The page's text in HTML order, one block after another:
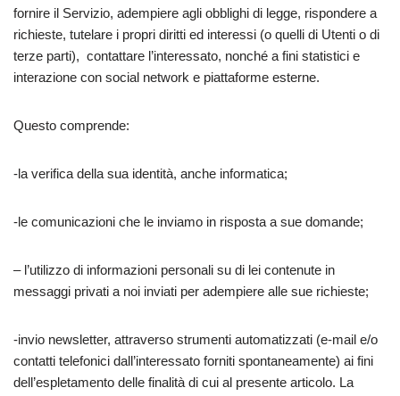
fornire il Servizio, adempiere agli obblighi di legge, rispondere a
richieste, tutelare i propri diritti ed interessi (o quelli di Utenti o di
terze parti), contattare l’interessato, nonché a fini statistici e
interazione con social network e piattaforme esterne.
Questo comprende:
-la verifica della sua identità, anche informatica;
-le comunicazioni che le inviamo in risposta a sue domande;
– l’utilizzo di informazioni personali su di lei contenute in
messaggi privati a noi inviati per adempiere alle sue richieste;
-invio newsletter, attraverso strumenti automatizzati (e-mail e/o
contatti telefonici dall’interessato forniti spontaneamente) ai fini
dell’espletamento delle finalità di cui al presente articolo. La